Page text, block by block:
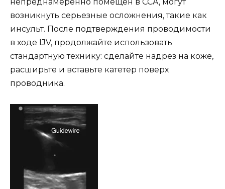
непреднамеренно помещен в CCA, могут
возникнуть серьезные осложнения, такие как
инсульт. После подтверждения проводимости
в ходе IJV, продолжайте использовать
стандартную технику: сделайте надрез на коже,
расширьте и вставьте катетер поверх
проводника.